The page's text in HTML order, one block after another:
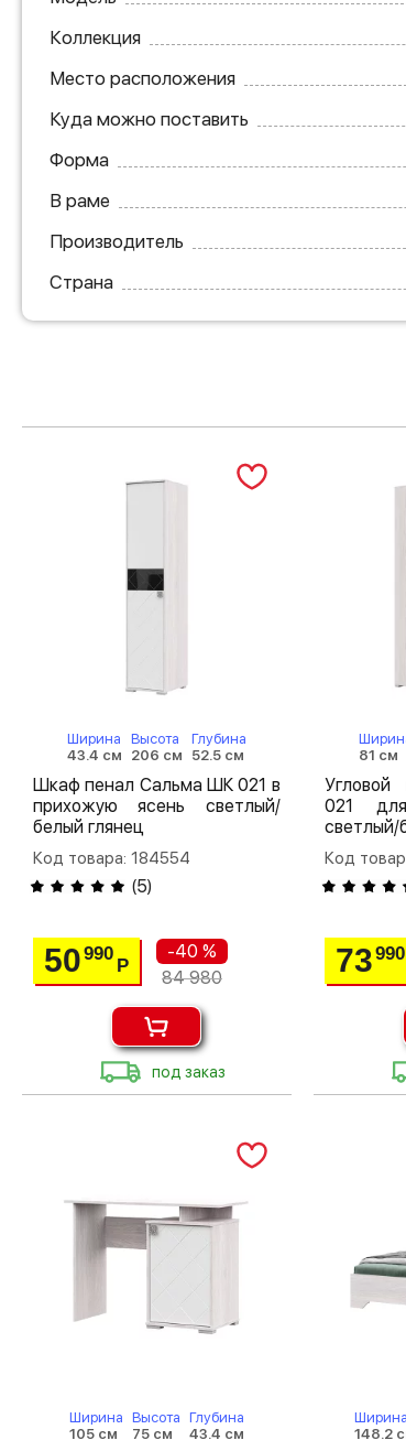
Коллекция
Место расположения
Куда можно поставить
Форма
В раме
Производитель
Страна
Ширина
43.4 см
Высота
206 см
Глубина
52.5 см
Шкаф пенал Сальма ШК 021 в
прихожую ясень светлый/
белый глянец
Код товара: 184554
(5)
50990
Р
-40 %
84 980
под заказ
81 см
021
светлый/
Код
73990
Ширина
105 см
Высота
75 см
Глубина
43.4 см
Ширина
148.2